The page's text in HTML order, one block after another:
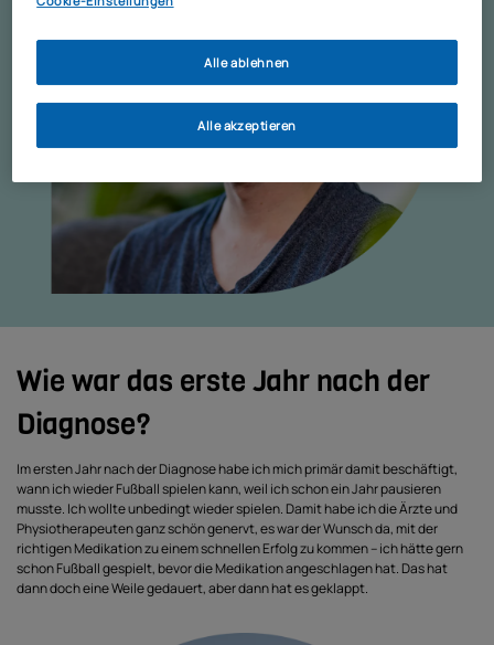
Wie war das erste Jahr nach der
Diagnose?
Im ersten Jahr nach der Diagnose habe ich mich primär damit beschäftigt,
wann ich wieder Fußball spielen kann, weil ich schon ein Jahr pausieren
musste. Ich wollte unbedingt wieder spielen. Damit habe ich die Ärzte und
Physiotherapeuten ganz schön genervt, es war der Wunsch da, mit der
richtigen Medikation zu einem schnellen Erfolg zu kommen – ich hätte gern
schon Fußball gespielt, bevor die Medikation angeschlagen hat. Das hat
dann doch eine Weile gedauert, aber dann hat es geklappt.
Alle ablehnen
Alle akzeptieren